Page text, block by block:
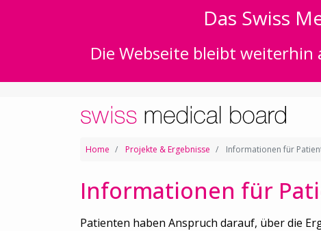
Das Swiss
Die Webseite bleibt
Home Projekte & Ergebnisse Informationen für
Informationen für
Patienten haben Anspruch darauf, über die